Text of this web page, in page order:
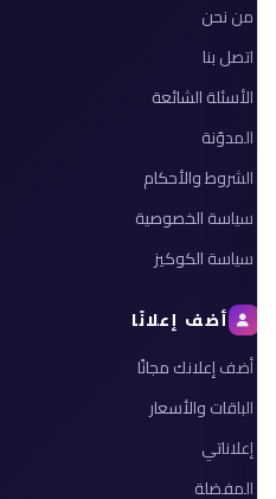
من نحن
اتصل بنا
الأسئلة الشائعة
المدوّنة
الشروط والأحكام
سياسة الخصوصية
سياسة الكوكيز
أضف إعلانًا
أضف إعلانك مجانًا
الباقات والأسعار
إعلاناتي
المفضلة